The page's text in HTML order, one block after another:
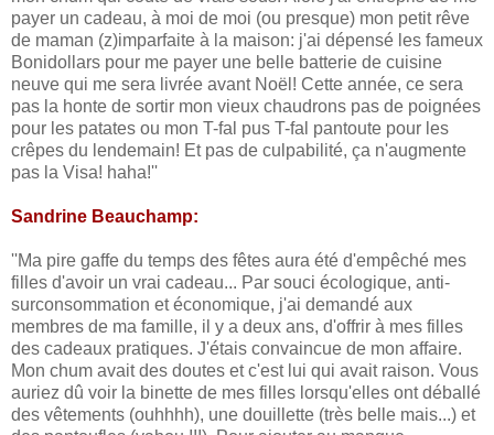
payer un cadeau, à moi de moi (ou presque) mon petit rêve
de maman (z)imparfaite à la maison: j'ai dépensé les fameux
Bonidollars pour me payer une belle batterie de cuisine
neuve qui me sera livrée avant Noël! Cette année, ce sera
pas la honte de sortir mon vieux chaudrons pas de poignées
pour les patates ou mon T-fal pus T-fal pantoute pour les
crêpes du lendemain! Et pas de culpabilité, ça n'augmente
pas la Visa! haha!''
Sandrine Beauchamp:
''Ma pire gaffe du temps des fêtes aura été d'empêché mes
filles d'avoir un vrai cadeau... Par souci écologique, anti-
surconsommation et économique, j'ai demandé aux
membres de ma famille, il y a deux ans, d'offrir à mes filles
des cadeaux pratiques. J'étais convaincue de mon affaire.
Mon chum avait des doutes et c'est lui qui avait raison. Vous
auriez dû voir la binette de mes filles lorsqu'elles ont déballé
des vêtements (ouhhhh), une douillette (très belle mais...) et